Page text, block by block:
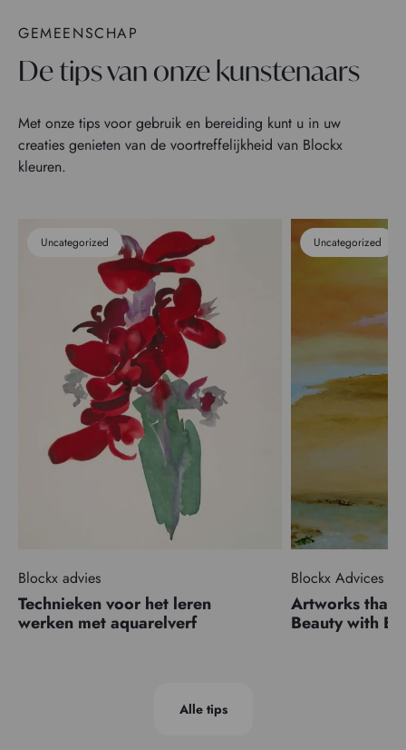
GEMEENSCHAP
De tips van onze kunstenaars
Met onze tips voor gebruik en bereiding kunt u in uw
creaties genieten van de voortreffelijkheid van Blockx
kleuren.
Uncategorized
Blockx advies
Technieken voor het leren
werken met aquarelverf
Uncategorized
Blockx Advices
Artworks that
Beauty with
Alle tips